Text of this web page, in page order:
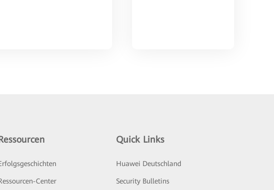
Center
Quick Links
Huawei Deutschland
Security Bulletins